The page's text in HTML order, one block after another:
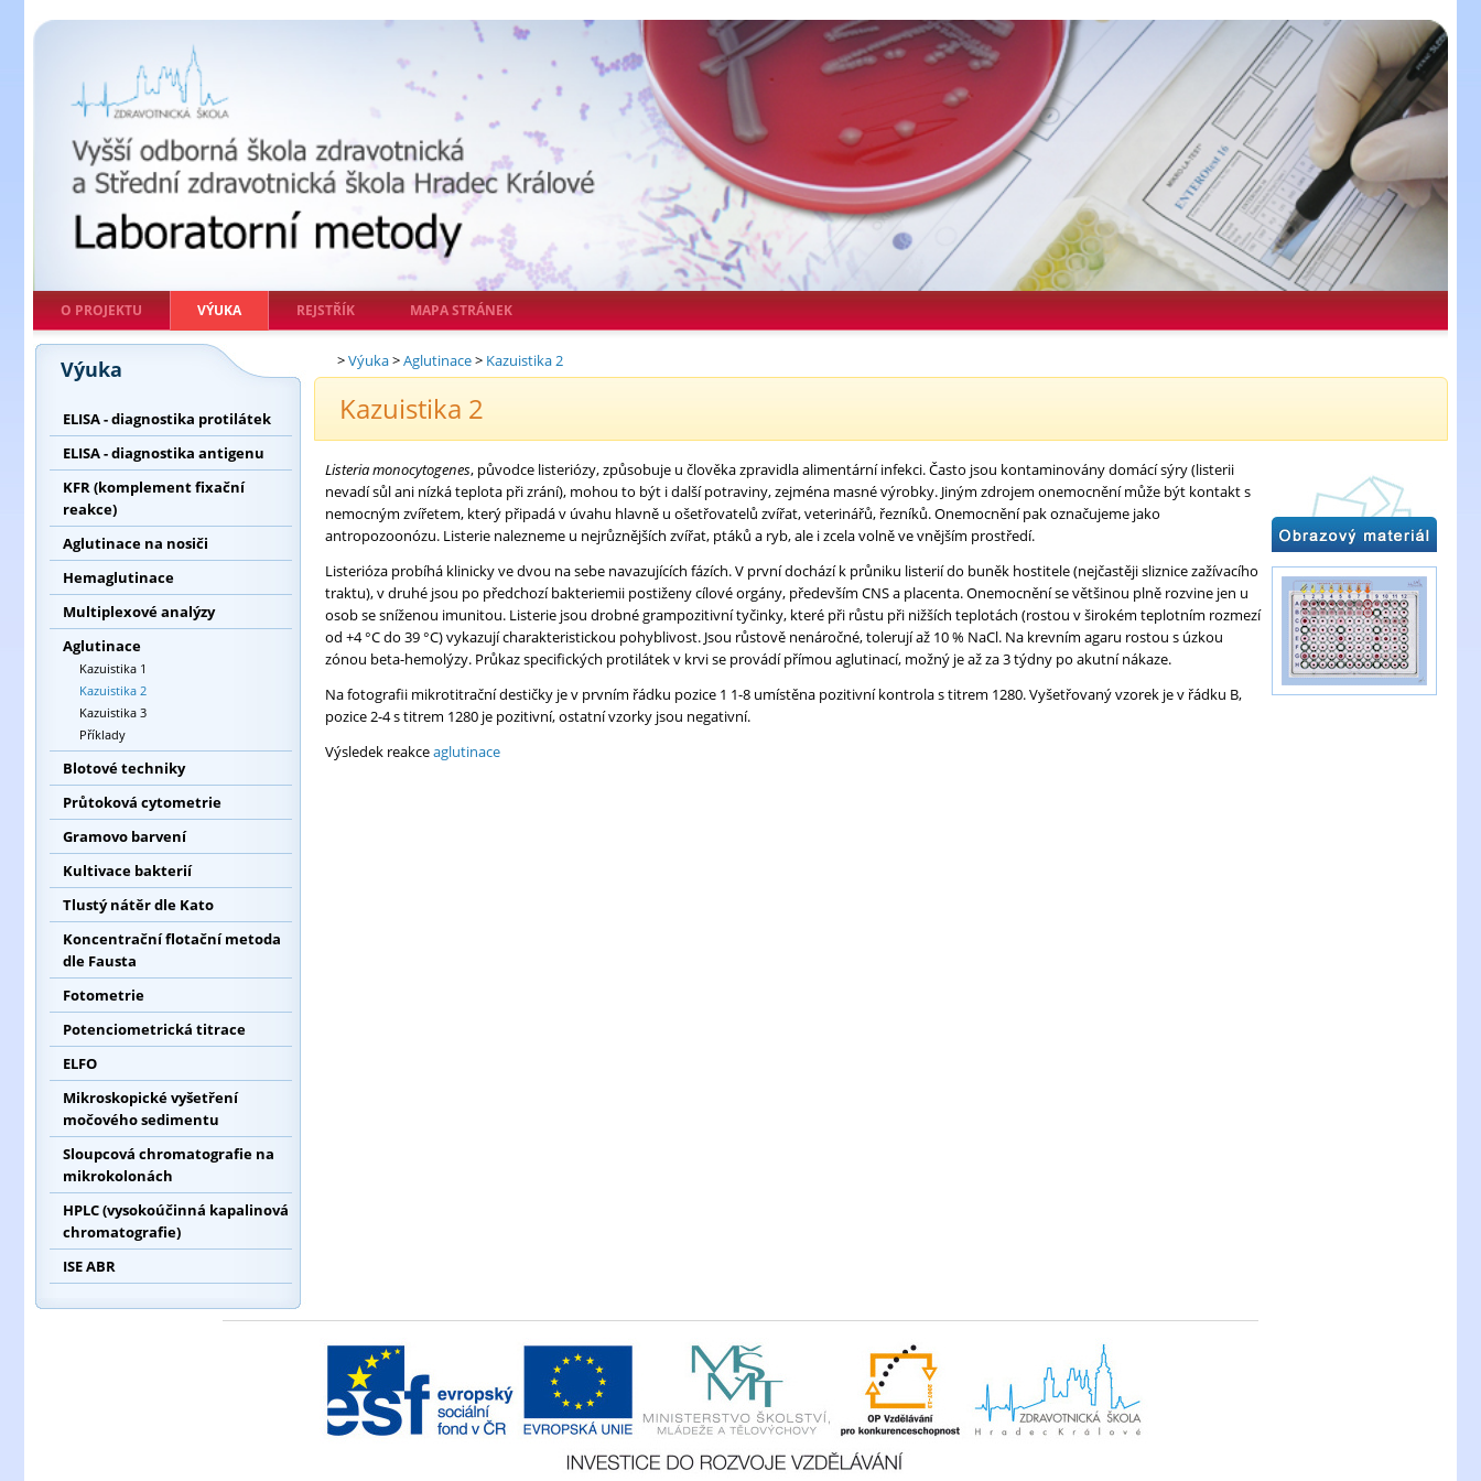
O PROJEKTU VÝUKA REJSTŘÍK MAPA STRÁNEK
Výuka
ELISA - diagnostika protilátek
ELISA - diagnostika antigenu
KFR (komplement fixační
reakce)
Aglutinace na nosiči
Hemaglutinace
Multiplexové analýzy
Aglutinace
Kazuistika 1
Kazuistika 2
Kazuistika 3
Příklady
Blotové techniky
Průtoková cytometrie
Gramovo barvení
Kultivace bakterií
Tlustý nátěr dle Kato
Koncentrační flotační metoda
dle Fausta
Fotometrie
Potenciometrická titrace
ELFO
Mikroskopické vyšetření
močového sedimentu
Sloupcová chromatografie na
mikrokolonách
HPLC (vysokoúčinná kapalinová
chromatografie)
ISE ABR
>Výuka>Aglutinace> Kazuistika 2
Kazuistika 2
Listeria monocytogenes, původce listeriózy, způsobuje u člověka zpravidla alimentární infekci. Často jsou kontaminovány domácí sýry (listerii
nevadí sůl ani nízká teplota při zrání), mohou to být i další potraviny, zejména masné výrobky. Jiným zdrojem onemocnění může být kontakt s
nemocným zvířetem, který připadá v úvahu hlavně u ošetřovatelů zvířat, veterinářů, řezníků. Onemocnění pak označujeme jako
antropozoonózu. Listerie nalezneme u nejrůznějších zvířat, ptáků a ryb, ale i zcela volně ve vnějším prostředí.
Listerióza probíhá klinicky ve dvou na sebe navazujících fázích. V první dochází k průniku listerií do buněk hostitele (nejčastěji sliznice zažívacího
traktu), v druhé jsou po předchozí bakteriemii postiženy cílové orgány, především CNS a placenta. Onemocnění se většinou plně rozvine jen u
osob se sníženou imunitou. Listerie jsou drobné grampozitivní tyčinky, které při růstu při nižších teplotách (rostou v širokém teplotním rozmezí
od +4 °C do 39 °C) vykazují charakteristickou pohyblivost. Jsou růstově nenáročné, tolerují až 10 % NaCl. Na krevním agaru rostou s úzkou
zónou beta-hemolýzy. Průkaz specifických protilátek v krvi se provádí přímou aglutinací, možný je až za 3 týdny po akutní nákaze.
Na fotografii mikrotitrační destičky je v prvním řádku pozice 1 1-8 umístěna pozitivní kontrola s titrem 1280. Vyšetřovaný vzorek je v řádku B,
pozice 2-4 s titrem 1280 je pozitivní, ostatní vzorky jsou negativní.
Výsledek reakceaglutinace